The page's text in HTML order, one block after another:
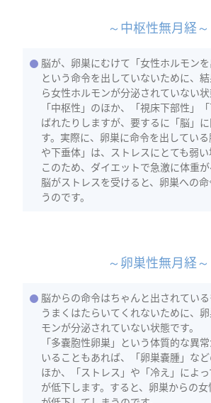
～中枢性無月経～
脳が、卵巣にむけて「女性ホルモンを
という命令を出していないために、
ら女性ホルモンが分泌されていない状
「中枢性」のほか、「視床下部性」
ばれたりしますが、要するに「脳」
す。実際に、卵巣に命令を出してい
や下垂体」は、ストレスにとても弱い
このため、ダイエットで急激に体重が
脳がストレスを受けると、卵巣への
うのです。
～卵巣性無月経～
脳からの命令はちゃんと出されてい
うまくはたらいてくれないために、
モンが分泌されていない状態です。
「多嚢胞性卵巣」という体質的な異
いることもあれば、「卵巣嚢腫」な
ほか、「ストレス」や「冷え」によ
が低下します。すると、卵巣からの